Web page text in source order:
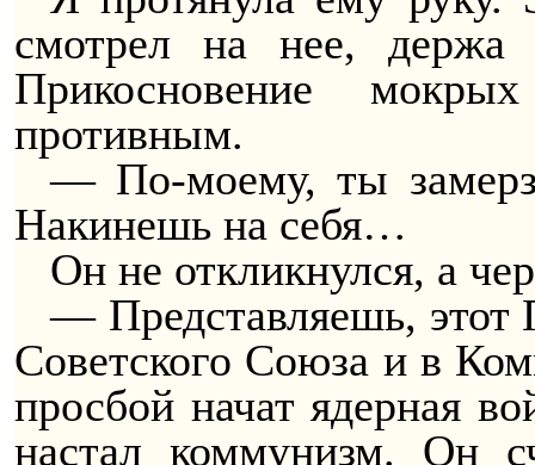
смотрел на нее, держа
Прикосновение
противным.
— По-моему, ты
Накинешь на себя…
Он не откликнулся, а
— Представляешь,
Советского Союза и в
просбой начат ядерная
настал коммунизм. Он